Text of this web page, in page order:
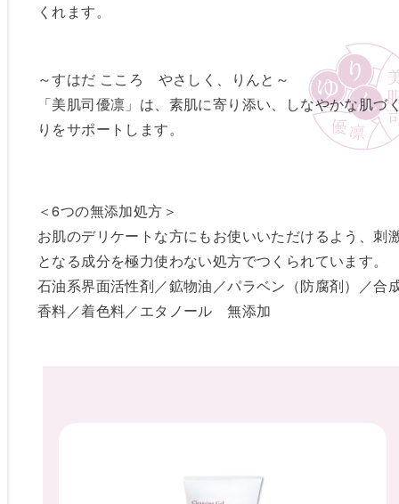
くれます。
～すはだ こころ やさしく、りんと～
「美肌司優凛」は、素肌に寄り添い、しなやかな肌づ
りをサポートします。
＜6つの無添加処方＞
お肌のデリケートな方にもお使いいただけるよう、刺
となる成分を極力使わない処方でつくられています。
石油系界面活性剤／鉱物油／パラベン（防腐剤）／合
香料／着色料／エタノール 無添加